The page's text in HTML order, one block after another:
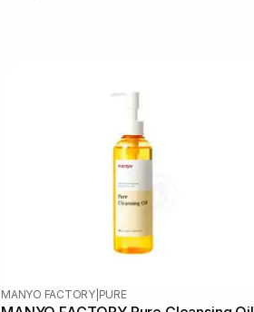
MANYO FACTORY| PURE